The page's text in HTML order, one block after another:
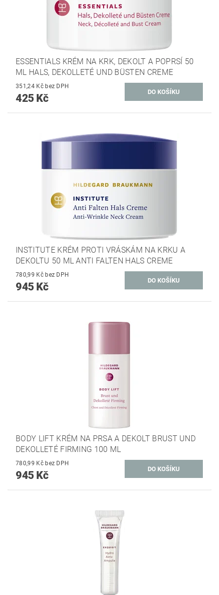
ESSENTIALS KRÉM NA KRK, DEKOLT A POPRSÍ 50
ML HALS, DEKOLLETÉ UND BÜSTEN CREME
351,24 Kč bez DPH
425 Kč
INSTITUTE KRÉM PROTI VRÁSKÁM NA KRKU A
DEKOLTU 50 ML ANTI FALTEN HALS CREME
780,99 Kč bez DPH
945 Kč
BODY LIFT KRÉM NA PRSA A DEKOLT BRUST UND
DEKOLLETÉ FIRMING 100 ML
780,99 Kč bez DPH
945 Kč